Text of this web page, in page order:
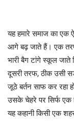
यह हमारे समाज का
आगे बढ़ जाते हैं। एक
भारी बैग टांगे स्कूल
दूसरी तरफ, ठीक उसी
जूठे बर्तन साफ कर
उसके चेहरे पर सिर्फ एक
यह कहानी किसी एक